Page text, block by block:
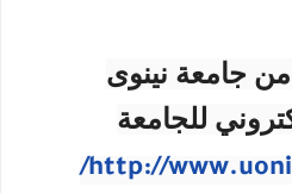
من جامعة نينوى
للجامعة
http://